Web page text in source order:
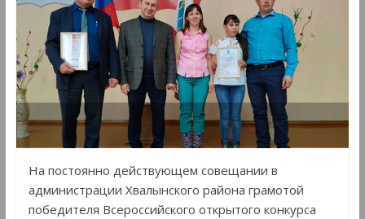
На постоянно действующем совещании в
администрации Хвалынского района грамотой
победителя Всероссийского открытого конкурса